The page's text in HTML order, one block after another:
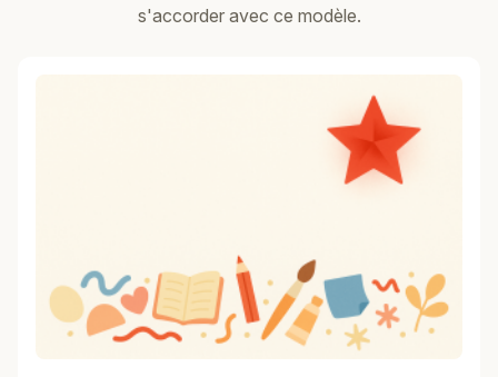
s'accorder avec ce modèle.